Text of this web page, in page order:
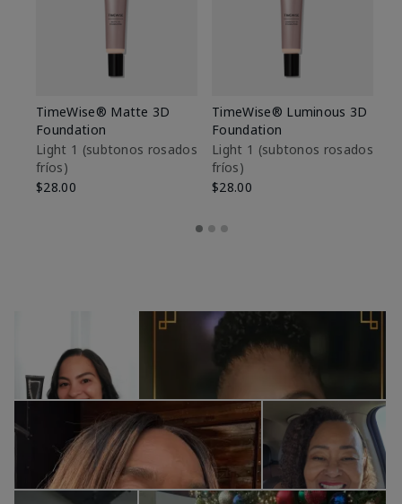
TimeWise® Matte 3D
Foundation
Light 1​ (subtonos rosados
fríos)
$28.00
TimeWise® Luminous 3D
Foundation
Light 1​ (subtonos rosados
fríos)
$28.00